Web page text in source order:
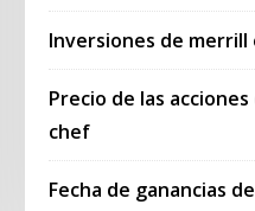
Inversiones de merrill
Precio de las
chef
Fecha de ganancias